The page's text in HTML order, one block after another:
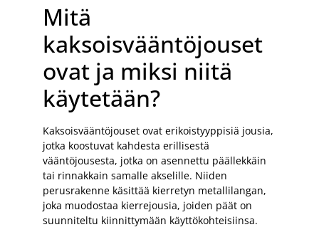
Mitä
kaksoisvääntöjouset
ovat ja miksi niitä
käytetään?
Kaksoisvääntöjouset ovat erikoistyyppisiä jousia,
jotka koostuvat kahdesta erillisestä
vääntöjousesta, jotka on asennettu päällekkäin
tai rinnakkain samalle akselille. Niiden
perusrakenne käsittää kierretyn metallilangan,
joka muodostaa kierrejousia, joiden päät on
suunniteltu kiinnittymään käyttökohteisiinsa.